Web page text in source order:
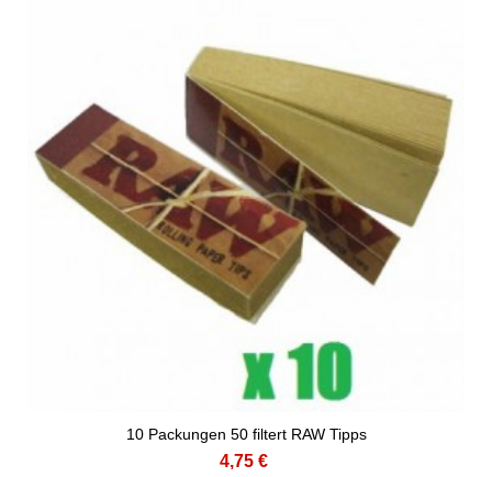
10 Packungen 50 filtert RAW Tipps
4,75 €